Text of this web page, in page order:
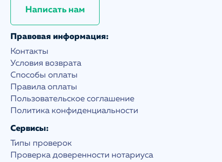
Написать нам
Правовая информация:
Контакты
Условия возврата
Способы оплаты
Правила оплаты
Пользовательское соглашение
Политика конфиденциальности
Сервисы:
Типы проверок
Проверка доверенности нотариуса